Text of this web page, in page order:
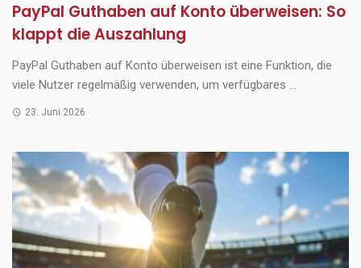
PayPal Guthaben auf Konto überweisen: So
klappt die Auszahlung
PayPal Guthaben auf Konto überweisen ist eine Funktion, die
viele Nutzer regelmäßig verwenden, um verfügbares ...
23. Juni 2026